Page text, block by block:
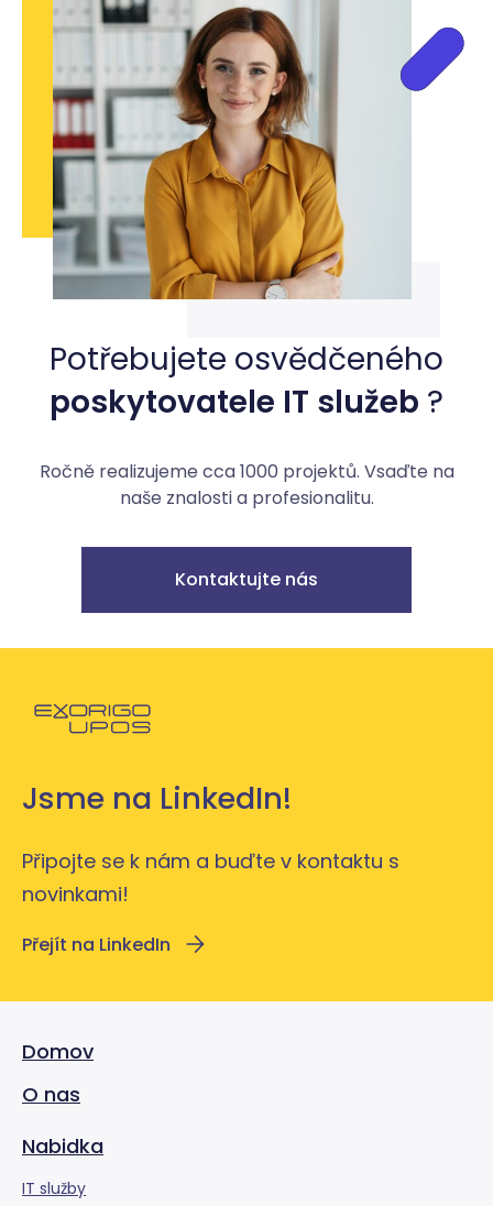
Potřebujete osvědčeného
poskytovatele IT služeb ?
Ročně realizujeme cca 1000 projektů. Vsaďte na
naše znalosti a profesionalitu.
Kontaktujte nás
Jsme na LinkedIn!
Připojte se k nám a buďte v kontaktu s
novinkami!
Přejít na LinkedIn
Domov
O nas
Nabidka
IT služby